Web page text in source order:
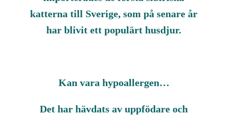
katterna till Sverige, som på senare år
har blivit ett populärt husdjur.
Kan vara hypoallergen…
Det har hävdats av uppfödare och